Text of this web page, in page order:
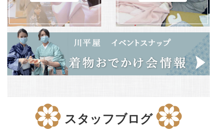
スタッフブログ